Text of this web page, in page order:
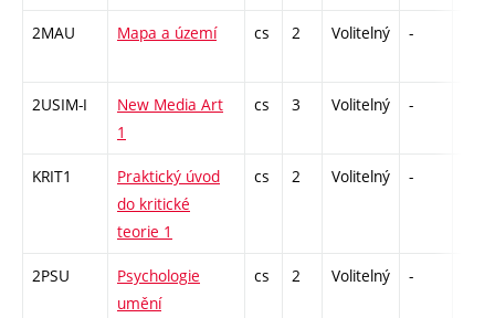
2MAU Mapa a území cs 2 Volitelný -
2USIM-I
New Media Art
1
cs 3 Volitelný -
KRIT1
Praktický úvod
do kritické
teorie 1
cs 2 Volitelný -
2PSU
Psychologie
umění
cs 2 Volitelný -